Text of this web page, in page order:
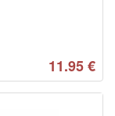
11.95€